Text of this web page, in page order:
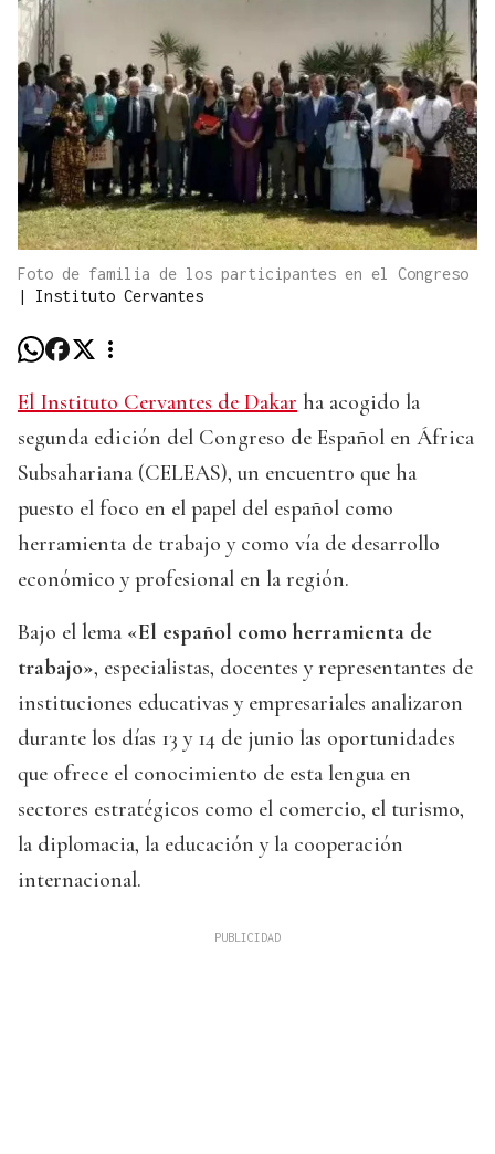
Foto de familia de los participantes en el Congreso
| Instituto Cervantes
El Instituto Cervantes de Dakar ha acogido la
segunda edición del Congreso de Español en África
Subsahariana (CELEAS), un encuentro que ha
puesto el foco en el papel del español como
herramienta de trabajo y como vía de desarrollo
económico y profesional en la región.
Bajo el lema «El español como herramienta de
trabajo», especialistas, docentes y representantes de
instituciones educativas y empresariales analizaron
durante los días 13 y 14 de junio las oportunidades
que ofrece el conocimiento de esta lengua en
sectores estratégicos como el comercio, el turismo,
la diplomacia, la educación y la cooperación
internacional.